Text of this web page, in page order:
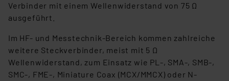
Verbinder mit einem Wellenwiderstand von 75 Ω
ausgeführt.
Im HF- und Messtechnik-Bereich kommen zahlreiche
weitere Steckverbinder, meist mit 5 Ω
Wellenwiderstand, zum Einsatz wie PL-, SMA-, SMB-,
SMC-, FME-, Miniature Coax (MCX/MMCX) oder N-